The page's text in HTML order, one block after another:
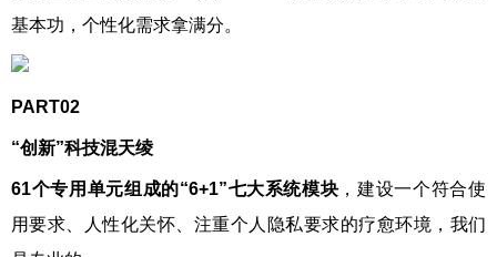
基本功，个性化需求拿满分。
PART02
“创新”科技混天绫
61个专用单元组成的“6+1”七大系统模块 ，建设一个符合使
用要求、人性化关怀、注重个人隐私要求的疗愈环境，我们